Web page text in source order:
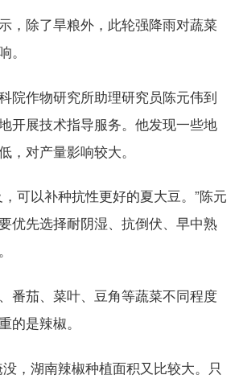
除了旱粮外，此轮强降雨对蔬菜
。
作物研究所助理研究员陈元伟到
开展技术指导服务。他发现一些地
，对产量影响较大。
可以补种抗性更好的夏大豆。”陈元
优先选择耐阴湿、抗倒伏、早中熟
茄、菜叶、豆角等蔬菜不同程度
的是辣椒。
，湖南辣椒种植面积又比较大。只